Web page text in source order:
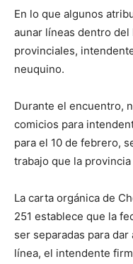
En lo que algunos
aunar líneas dentro
provinciales,
neuquino.
Durante el encuentro,
comicios para
para el 10 de febrero,
trabajo que la
La carta orgánica de
251 establece que la
ser separadas para
línea, el intendente